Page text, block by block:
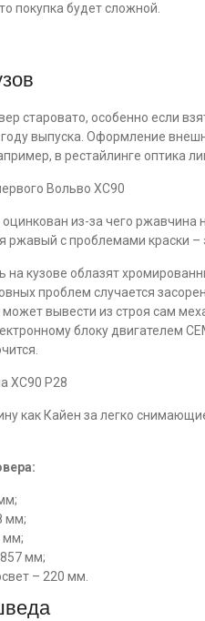
покупка будет сложной.
старовато, особенно если
году выпуска. Оформление
в рестайлинге оптика
из-за чего ржавчина
ржавый с проблемами краски
на кузове облазят
проблем случается
может вывести из строя сам
блоку двигателем
как Кайен за легко
мм;
мм;
мм;
– 220 мм.